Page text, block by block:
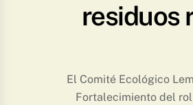
residuos
El Comité Ecológico
Fortalecimiento del